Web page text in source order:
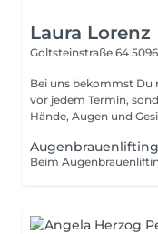
Laura Lorenz
Goltsteinstraße 64
Bei uns bekommst Du
vor jedem Termin,
Hände, Augen und
Augenbrauenlifting